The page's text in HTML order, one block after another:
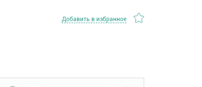
Добавить в избранное